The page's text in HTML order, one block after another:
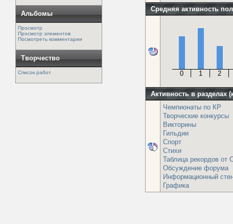
Альбомы
Просмотр
Просмотр элементов
Посмотреть комментарии
Творчество
Список работ
Средняя активность
0 1 2
Активность в разделах
Чемпионаты по КР
Творческие конкурсы
Викторины
Гильдии
Спорт
Стихи
Таблица рекордов от
Обсуждение форума
Информационный
Графика